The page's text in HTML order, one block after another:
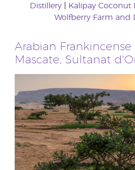
Distillery
Kalipay Coconut
Wolfberry Farm and
Arabian
Mascate, Sultanat